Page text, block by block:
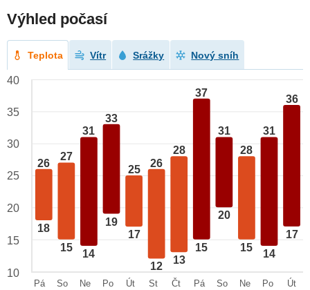
Výhled počasí
Teplota Vítr Srážky Nový sníh
26
18
27
15
31
14
33
19
25
17
26
12
28
13
37
15
31
20
28
15
31
14
36
17
40
35
30
25
20
15
10
Pá
So
Ne
Po
Út
St
Čt
Pá
So
Ne
Po
Út